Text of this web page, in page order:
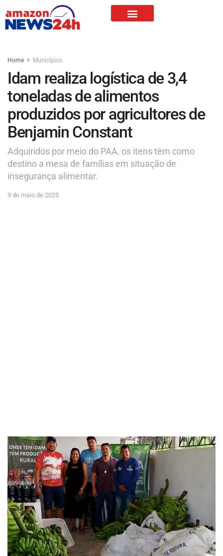
Home Municípios
Idam realiza logística de 3,4
toneladas de alimentos
produzidos por agricultores de
Benjamin Constant
Adquiridos por meio do PAA, os itens têm como
destino a mesa de famílias em situação de
insegurança alimentar.
9 de maio de 2025